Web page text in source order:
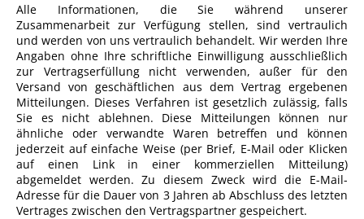
Alle Informationen, die Sie während unserer
Zusammenarbeit zur Verfügung stellen, sind vertraulich
und werden von uns vertraulich behandelt. Wir werden Ihre
Angaben ohne Ihre schriftliche Einwilligung ausschließlich
zur Vertragserfüllung nicht verwenden, außer für den
Versand von geschäftlichen aus dem Vertrag ergebenen
Mitteilungen. Dieses Verfahren ist gesetzlich zulässig, falls
Sie es nicht ablehnen. Diese Mitteilungen können nur
ähnliche oder verwandte Waren betreffen und können
jederzeit auf einfache Weise (per Brief, E-Mail oder Klicken
auf einen Link in einer kommerziellen Mitteilung)
abgemeldet werden. Zu diesem Zweck wird die E-Mail-
Adresse für die Dauer von 3 Jahren ab Abschluss des letzten
Vertrages zwischen den Vertragspartner gespeichert.